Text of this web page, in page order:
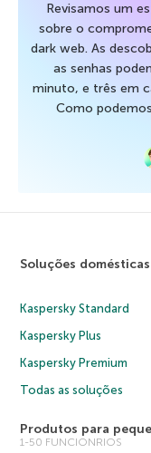
Revisamos um
sobre o
dark web. As
as senhas
minuto, e três em
Como
Soluções domésticas
Kaspersky Standard
Kaspersky Plus
Kaspersky Premium
Todas as soluções
Produtos para
1-50 FUNCIONRIOS